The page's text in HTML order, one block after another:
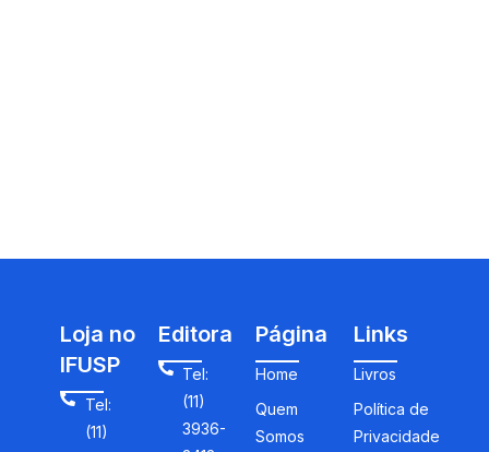
Loja no
IFUSP
Tel:
(11)
Editora
Tel:
(11)
3936-
Página
Home
Quem
Somos
Links
Livros
Política de
Privacidade